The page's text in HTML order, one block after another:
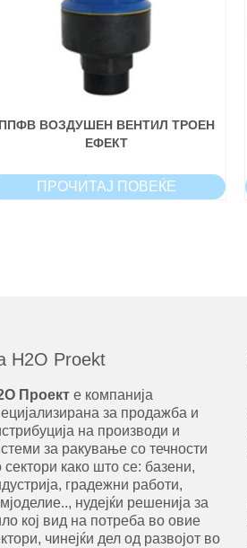
ППФВ ВОЗДУШЕН ВЕНТИЛ ТРОЕН
ЕФЕКТ
ПРОЧИТАЈ ПОВЕЌЕ
H2O Proekt
Проект е компанија
за продажба и
на производи и
за ракување со течности
сектори како што се: базени,
градежни работи,
нудејќи решенија за
кој вид на потреба во овие
чинејќи дел од развојот во